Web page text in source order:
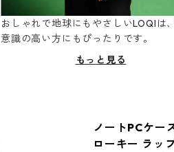
おしゃれで地球にもやさしいLOQIは
意識の高い方にもぴったりです。
もっと見る
ノートPCケ
ローキー ラッ